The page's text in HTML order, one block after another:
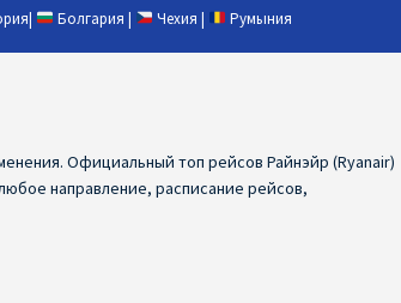
| Болгария | Чехия | Румыния
Официальный топ рейсов Райнэйр (Ryanair)
направление, расписание рейсов,